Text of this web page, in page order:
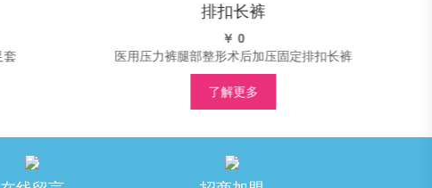
排扣长裤
医用压力裤腿部整形术后加压固定排扣长裤
了解更多